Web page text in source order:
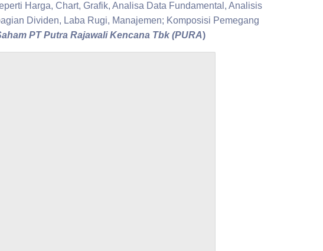
Harga, Chart, Grafik, Analisa Data Fundamental, Analisis
Dividen, Laba Rugi, Manajemen; Komposisi Pemegang
PT Putra Rajawali Kencana Tbk (PURA)